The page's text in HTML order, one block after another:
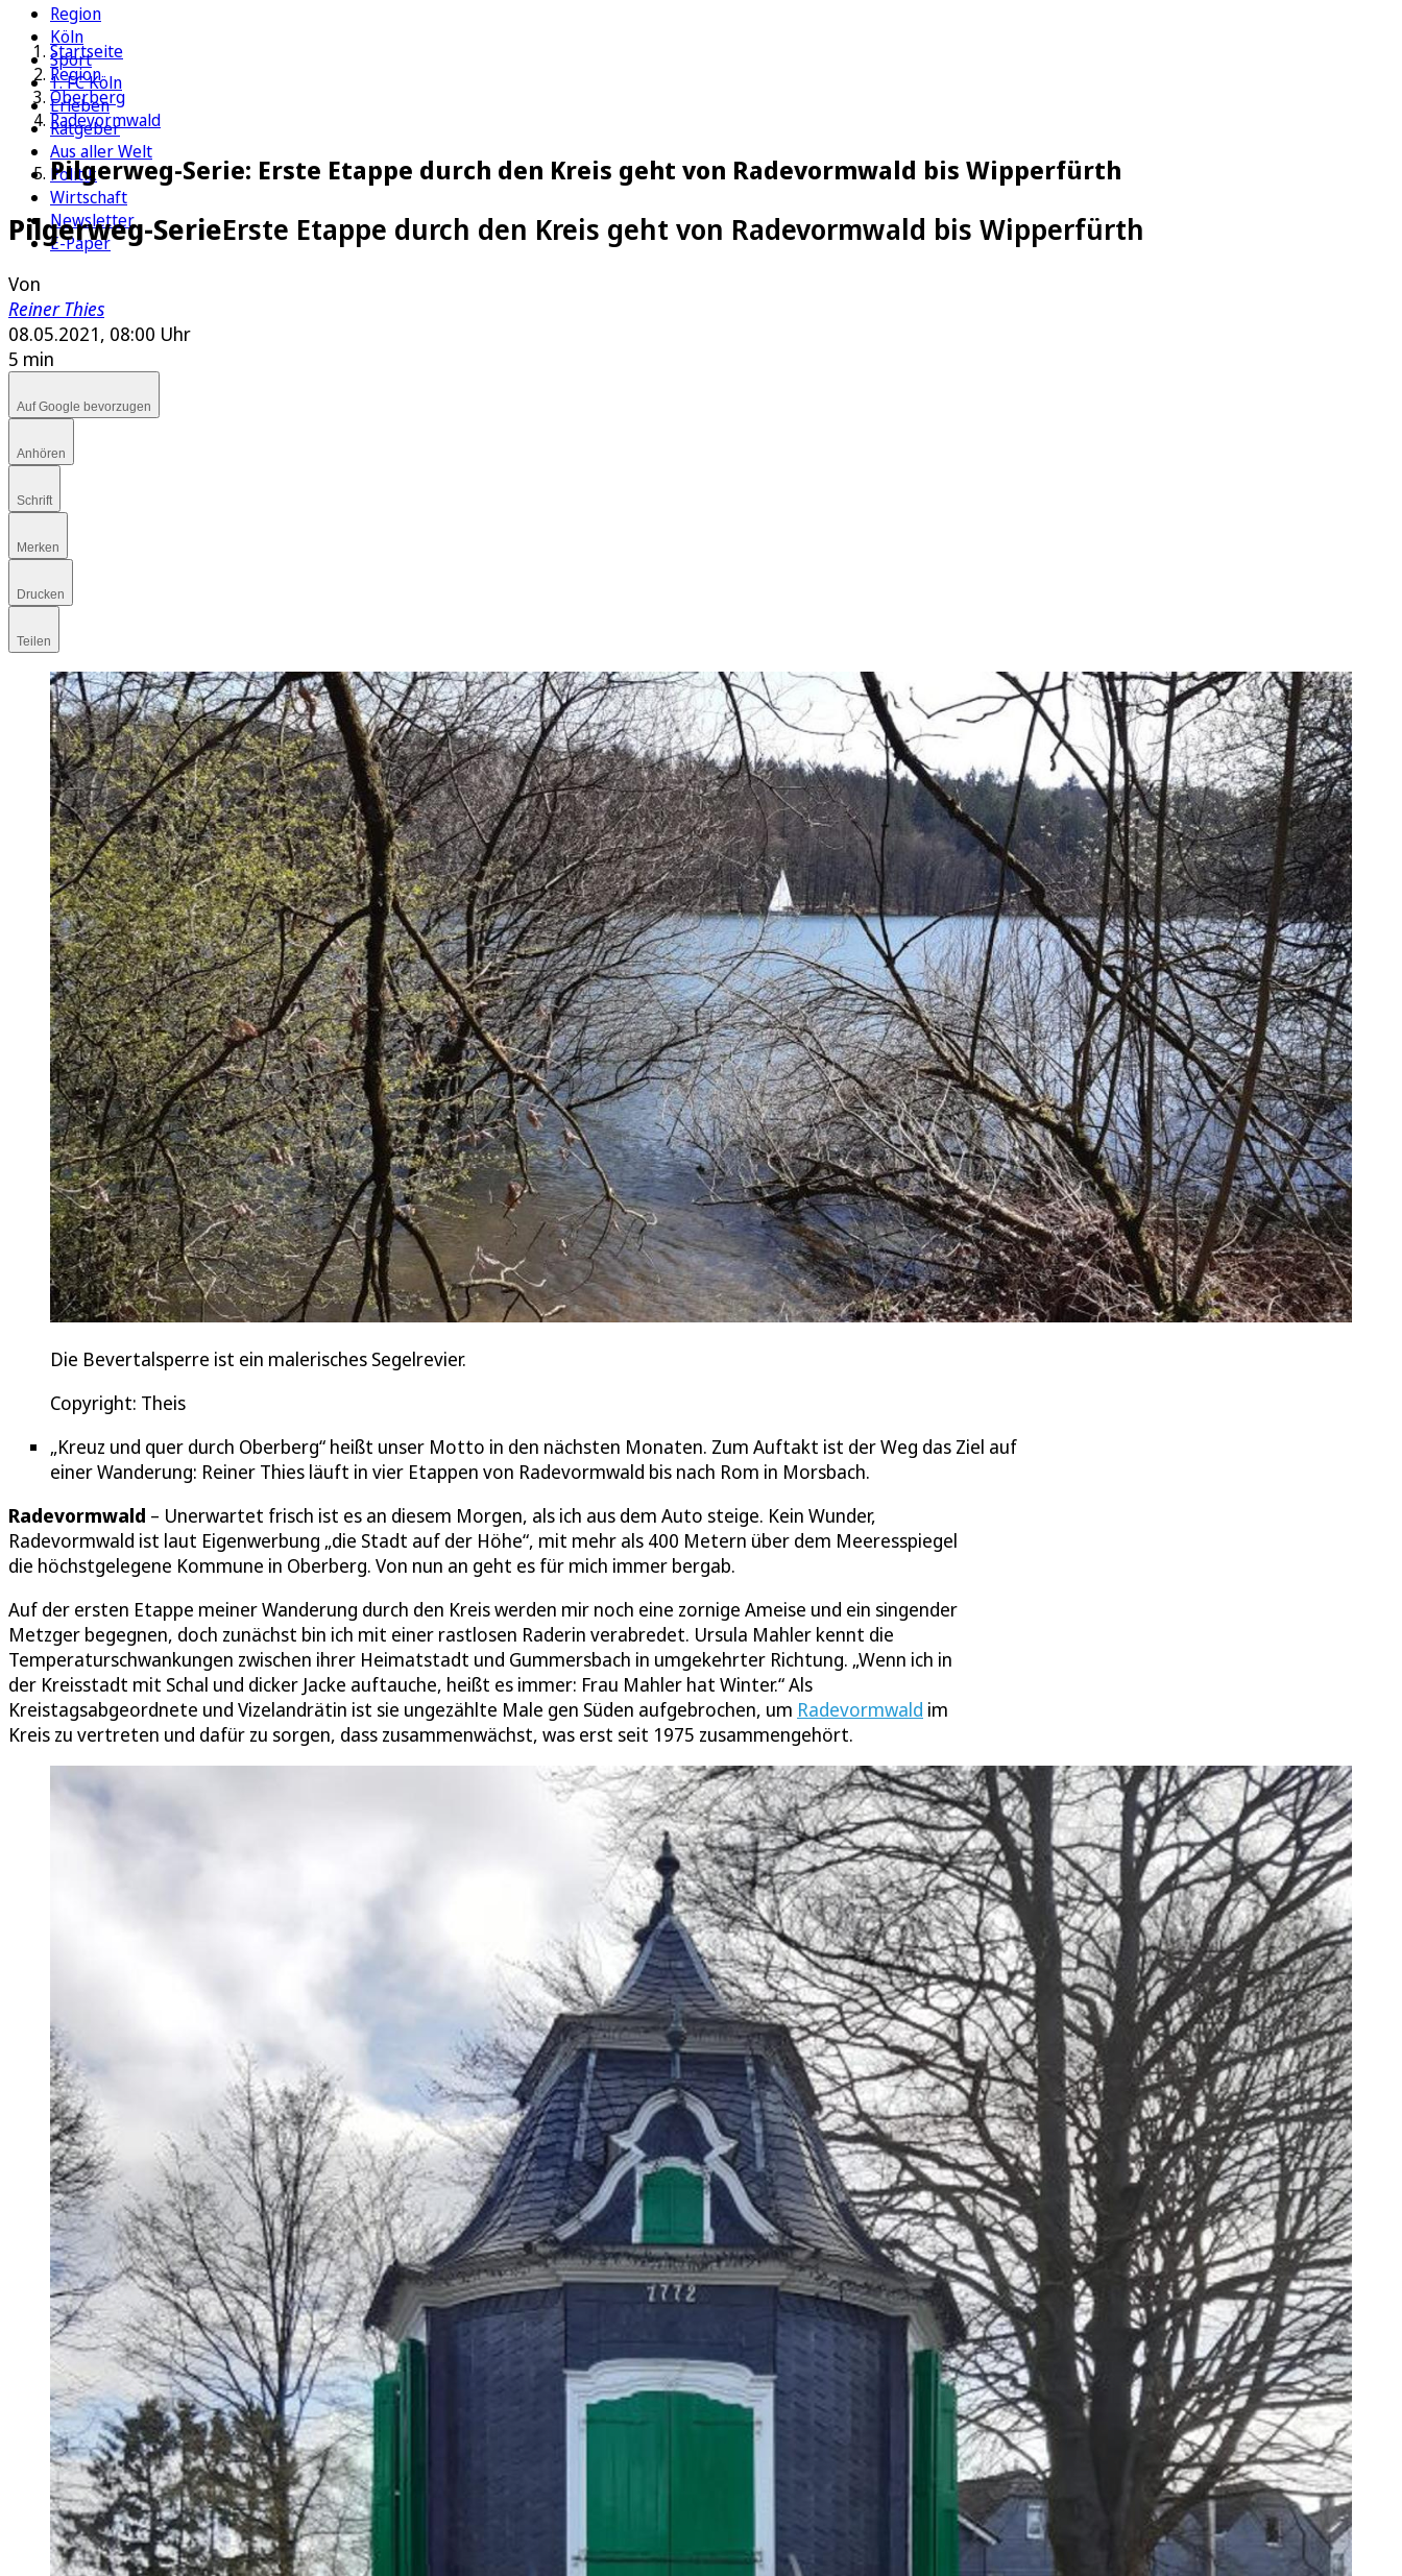
Region
Köln
Sport
1. FC Köln
Erleben
Ratgeber
Aus aller Welt
Politik
Wirtschaft
Newsletter
E-Paper
Startseite
Region
Oberberg
Radevormwald
Pilgerweg-Serie: Erste Etappe durch den Kreis geht von Radevormwald bis Wipperfürth
Pilgerweg-SerieErste Etappe durch den Kreis geht von Radevormwald bis Wipperfürth
Von
Reiner Thies
08.05.2021, 08:00 Uhr
5 min
Auf Google bevorzugen
Anhören
Schrift
Merken
Drucken
Teilen
Die Bevertalsperre ist ein malerisches Segelrevier.
Copyright: Theis
„Kreuz und quer durch Oberberg“ heißt unser Motto in den nächsten Monaten. Zum Auftakt ist der Weg das Ziel auf
einer Wanderung: Reiner Thies läuft in vier Etappen von Radevormwald bis nach Rom in Morsbach.
Radevormwald – Unerwartet frisch ist es an diesem Morgen, als ich aus dem Auto steige. Kein Wunder,
Radevormwald ist laut Eigenwerbung „die Stadt auf der Höhe“, mit mehr als 400 Metern über dem Meeresspiegel
die höchstgelegene Kommune in Oberberg. Von nun an geht es für mich immer bergab.
Auf der ersten Etappe meiner Wanderung durch den Kreis werden mir noch eine zornige Ameise und ein singender
Metzger begegnen, doch zunächst bin ich mit einer rastlosen Raderin verabredet. Ursula Mahler kennt die
Temperaturschwankungen zwischen ihrer Heimatstadt und Gummersbach in umgekehrter Richtung. „Wenn ich in
der Kreisstadt mit Schal und dicker Jacke auftauche, heißt es immer: Frau Mahler hat Winter.“ Als
Kreistagsabgeordnete und Vizelandrätin ist sie ungezählte Male gen Süden aufgebrochen, um Radevormwald im
Kreis zu vertreten und dafür zu sorgen, dass zusammenwächst, was erst seit 1975 zusammengehört.